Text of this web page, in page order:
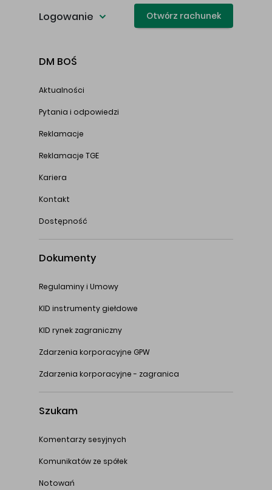
Logowanie Otwórz rachunek
DM BOŚ
Aktualności
Pytania i odpowiedzi
Reklamacje
Reklamacje TGE
Kariera
Kontakt
Dostępność
Dokumenty
Regulaminy i Umowy
KID instrumenty giełdowe
KID rynek zagraniczny
Zdarzenia korporacyjne GPW
Zdarzenia korporacyjne - zagranica
Szukam
Komentarzy sesyjnych
Komunikatów ze spółek
Notowań